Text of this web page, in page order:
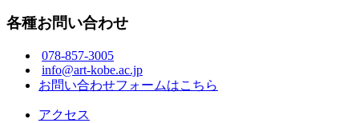
各種お問い合わせ
078-857-3005
info@art-kobe.ac.jp
お問い合わせフォームはこちら
アクセス